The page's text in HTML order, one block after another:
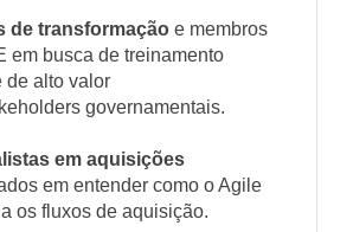
de transformação e membros
em busca de treinamento
de alto valor
governamentais.
em aquisições
em entender como o Agile
os fluxos de aquisição.